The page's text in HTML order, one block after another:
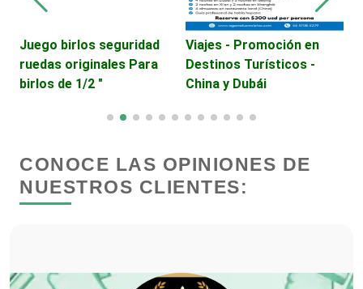
Clínicas de Belleza
Clínicas de Rehabilitación
Clínicas y Hospitales
Cocinas Integrales
Juego birlos seguridad
ruedas originales Para
birlos de 1/2 "
Viajes - Promoción en
Destinos Turísticos -
China y Dubái
CONOCE LAS OPINIONES DE
NUESTROS CLIENTES: